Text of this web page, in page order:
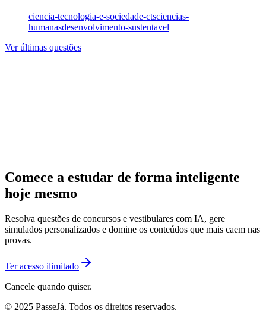
ciencia-tecnologia-e-sociedade-ctsciencias-
humanasdesenvolvimento-sustentavel
Ver últimas questões
Comece a estudar de forma inteligente
hoje mesmo
Resolva questões de concursos e vestibulares com IA, gere
simulados personalizados e domine os conteúdos que mais caem nas
provas.
Ter acesso ilimitado
Cancele quando quiser.
© 2025 PasseJá. Todos os direitos reservados.